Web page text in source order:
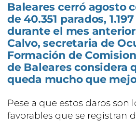
Baleares cerró agosto
de 40.351 parados,
durante el mes
Calvo, secretaria de
Formación de
de Baleares considera
queda mucho que
Pese a que estos daros son
favorables que se registran